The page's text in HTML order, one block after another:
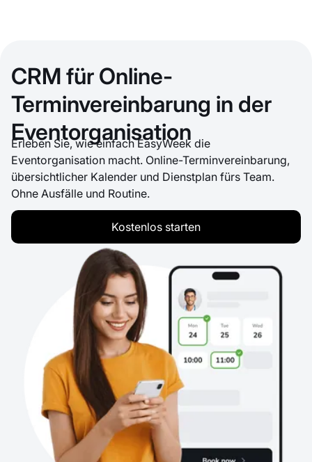
CRM für Online-
Terminvereinbarung in der
Eventorganisation
Erleben Sie, wie einfach EasyWeek die
Eventorganisation macht. Online-Terminvereinbarung,
übersichtlicher Kalender und Dienstplan fürs Team.
Ohne Ausfälle und Routine.
Kostenlos starten